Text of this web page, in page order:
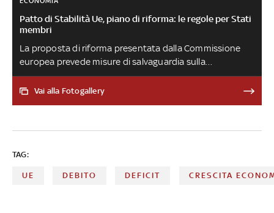
Patto di Stabilità Ue, piano di riforma: le regole per Stati
membri
La proposta di riforma presentata dalla Commissione
europea prevede misure di salvaguardia sulla
sostenibilità del debito. Restano invariati i valori di
riferimento del 3% e del 60% del Pil per il deficit e il
macroeconomici e riforme, indicando solo un indicatore
Vai alla Fotogallery
TAG:
UE DEBITO DEFICIT CRESCITA